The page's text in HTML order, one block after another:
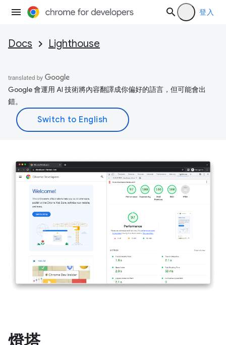
登入
Docs Lighthouse
Google 會運用 AI 技術將內容翻譯成你偏好的語言，但可能會出
錯。
燈塔